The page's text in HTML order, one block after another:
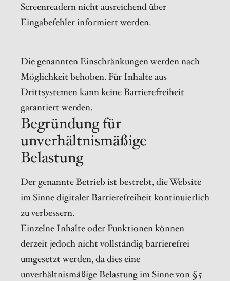
Screenreadern nicht ausreichend über
Eingabefehler informiert werden.
Die genannten Einschränkungen werden nach
Möglichkeit behoben. Für Inhalte aus
Drittsystemen kann keine Barrierefreiheit
garantiert werden.
Begründung für
unverhältnismäßige
Belastung
Der genannte Betrieb ist bestrebt, die Website
im Sinne digitaler Barrierefreiheit kontinuierlich
zu verbessern.
Einzelne Inhalte oder Funktionen können
derzeit jedoch nicht vollständig barrierefrei
umgesetzt werden, da dies eine
unverhältnismäßige Belastung im Sinne von § 5